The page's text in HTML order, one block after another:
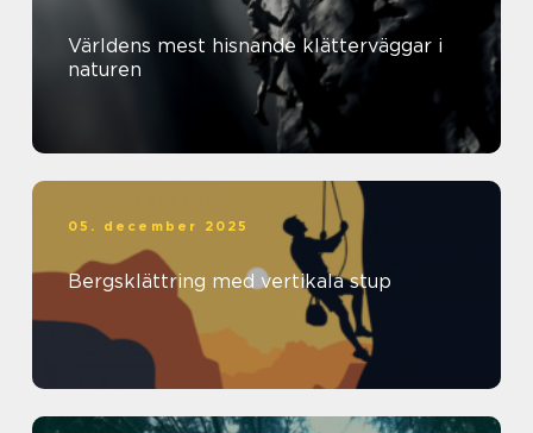
Världens mest hisnande klätterväggar i
naturen
05. december 2025
Bergsklättring med vertikala stup